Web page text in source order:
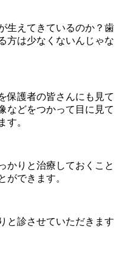
生えてきているのか？歯
方は少なくないんじゃな
保護者の皆さんにも見て
などをつかって目に見て
す。
かりと治療しておくこと
ができます。
と診させていただきます